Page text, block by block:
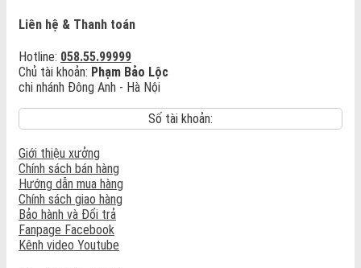
Liên hệ & Thanh toán
Hotline: 058.55.99999
Chủ tài khoản: Phạm Bảo Lộc
chi nhánh Đông Anh - Hà Nội
Số tài khoản:
Giới thiệu xưởng
Chính sách bán hàng
Hướng dẫn mua hàng
Chính sách giao hàng
Bảo hành và Đổi trả
Fanpage Facebook
Kênh video Youtube